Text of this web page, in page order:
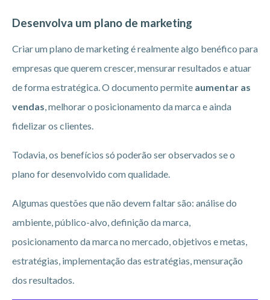
Desenvolva um plano de marketing
Criar um plano de marketing é realmente algo benéfico para
empresas que querem crescer, mensurar resultados e atuar
de forma estratégica. O documento permite aumentar as
vendas , melhorar o posicionamento da marca e ainda
fidelizar os clientes.
Todavia, os benefícios só poderão ser observados se o
plano for desenvolvido com qualidade.
Algumas questões que não devem faltar são: análise do
ambiente, público-alvo, definição da marca,
posicionamento da marca no mercado, objetivos e metas,
estratégias, implementação das estratégias, mensuração
dos resultados.